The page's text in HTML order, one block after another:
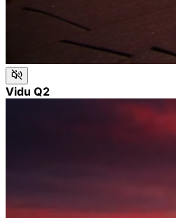
Vidu Q2